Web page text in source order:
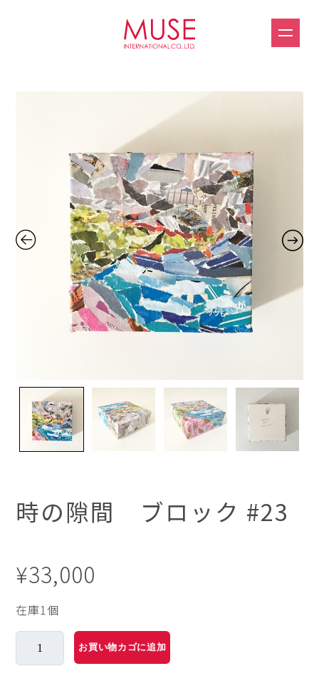
時の隙間 ブロック #23
¥33,000
在庫1個
時
お買い物カゴに追加